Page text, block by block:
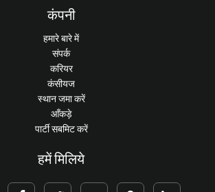
कंपनी
हमारे बारे में
संपर्क
करियर
कंसीयज
स्थान जमा करें
आँकड़े
पार्टी सबमिट करें
हमें मिलिये